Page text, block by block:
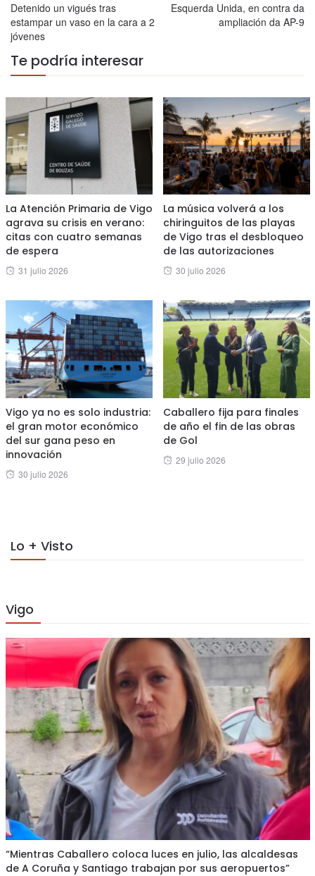
Detenido un vigués tras
estampar un vaso en la cara a 2
jóvenes
Esquerda Unida, en contra da
ampliación da AP-9
Te podría interesar
La Atención Primaria de Vigo
agrava su crisis en verano:
citas con cuatro semanas
de espera
Posted
31 julio 2026
La música volverá a los
chiringuitos de las playas
de Vigo tras el desbloqueo
de las autorizaciones
Posted
30 julio 2026
Vigo ya no es solo industria:
el gran motor económico
del sur gana peso en
innovación
Posted
30 julio 2026
Caballero fija para finales
de año el fin de las obras
de Gol
Posted
29 julio 2026
Lo + Visto
Vigo
“Mientras Caballero coloca luces en julio, las alcaldesas
de A Coruña y Santiago trabajan por sus aeropuertos”